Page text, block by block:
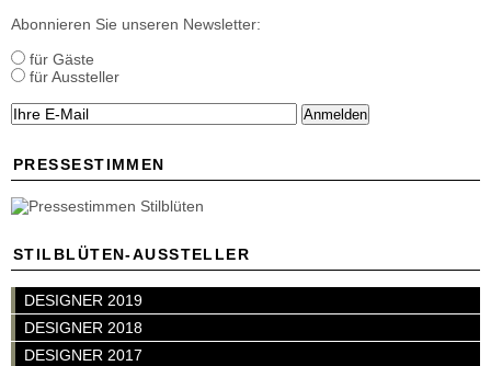
Abonnieren Sie unseren Newsletter:
für Gäste
für Aussteller
Anmelden
PRESSESTIMMEN
STILBLÜTEN-AUSSTELLER
DESIGNER 2019
DESIGNER 2018
DESIGNER 2017